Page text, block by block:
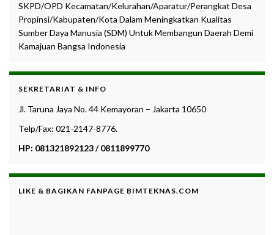
SKPD/OPD Kecamatan/Kelurahan/Aparatur/Perangkat Desa
Propinsi/Kabupaten/Kota Dalam Meningkatkan Kualitas
Sumber Daya Manusia (SDM) Untuk Membangun Daerah Demi
Kamajuan Bangsa Indonesia
SEKRETARIAT & INFO
Jl. Taruna Jaya No. 44 Kemayoran – Jakarta 10650
Telp/Fax: 021-2147-8776.
HP: 081321892123 / 0811899770
LIKE & BAGIKAN FANPAGE BIMTEKNAS.COM